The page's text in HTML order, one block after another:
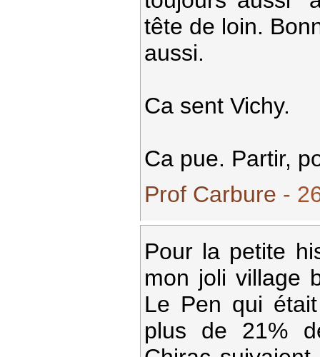
tête de loin.
aussi.
Ca sent Vichy.
Ca pue. Partir,
Prof Carbure -
Pour la petite
mon joli village
Le Pen qui
plus de 21%